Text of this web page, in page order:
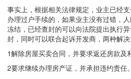
事实上，根据相关法律规定，业主已经
办理过户手续的，如果业主没有过错，人
冻结，已经查封的可以向法院提出执行
封，同时可以联合起诉开发商，两种解决
1解除房屋买卖合同，并要求返还房款及
2要求继续办理房产证，并承担违约责任。